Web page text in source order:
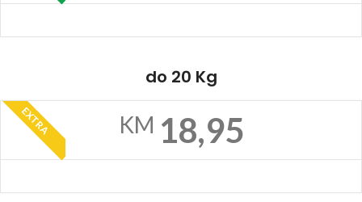
do 20 Kg
EXTRA KM 18,95